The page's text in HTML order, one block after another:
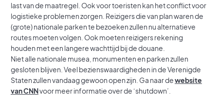
last van de maatregel. Ook voor toeristen kan het conflict voor
logistieke problemen zorgen. Reizigers die van plan waren de
(grote) nationale parken te bezoeken zullen nu alternatieve
routes moeten volgen. Ook moeten reizigers rekening
houden met een langere wachttijd bij de douane.
Niet alle nationale musea, monumenten en parken zullen
gesloten blijven. Veel bezienswaardigheden in de Verenigde
Staten zullen vandaag gewoon open zijn. Ga naar dewebsite
van CNNvoor meer informatie over de ‘shutdown’.